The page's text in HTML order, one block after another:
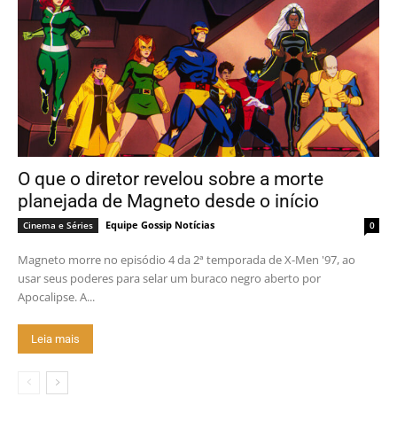
O que o diretor revelou sobre a morte
planejada de Magneto desde o início
Cinema e Séries Equipe Gossip Notícias 0
Magneto morre no episódio 4 da 2ª temporada de X-Men '97, ao
usar seus poderes para selar um buraco negro aberto por
Apocalipse. A...
Leia mais